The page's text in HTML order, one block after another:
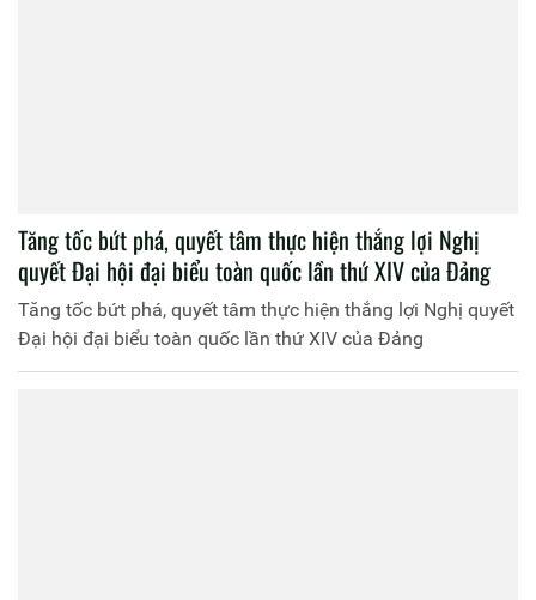
Tăng tốc bứt phá, quyết tâm thực hiện thắng lợi Nghị
quyết Đại hội đại biểu toàn quốc lần thứ XIV của Đảng
Tăng tốc bứt phá, quyết tâm thực hiện thắng lợi Nghị quyết
Đại hội đại biểu toàn quốc lần thứ XIV của Đảng